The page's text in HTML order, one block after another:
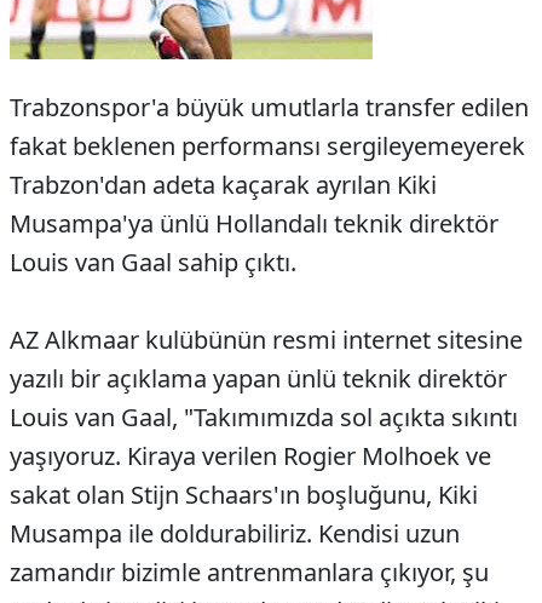
Trabzonspor'a büyük umutlarla transfer edilen
fakat beklenen performansı sergileyemeyerek
Trabzon'dan adeta kaçarak ayrılan Kiki
Musampa'ya ünlü Hollandalı teknik direktör
Louis van Gaal sahip çıktı.
AZ Alkmaar kulübünün resmi internet sitesine
yazılı bir açıklama yapan ünlü teknik direktör
Louis van Gaal, "Takımımızda sol açıkta sıkıntı
yaşıyoruz. Kiraya verilen Rogier Molhoek ve
sakat olan Stijn Schaars'ın boşluğunu, Kiki
Musampa ile doldurabiliriz. Kendisi uzun
zamandır bizimle antrenmanlara çıkıyor, şu